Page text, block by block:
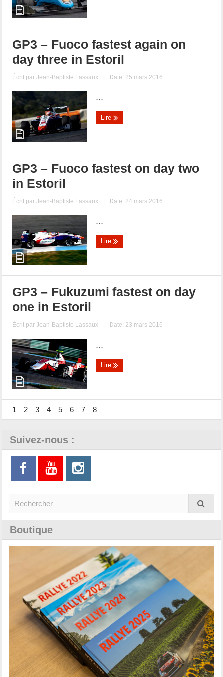
GP3 – Fuoco fastest again on
day three in Estoril
Écrit parJean-Baptiste Lassaux | Date: 25 mars 2016
...
Lire
GP3 – Fuoco fastest on day two
in Estoril
Écrit parJean-Baptiste Lassaux | Date: 24 mars 2016
...
Lire
GP3 – Fukuzumi fastest on day
one in Estoril
Écrit parJean-Baptiste Lassaux | Date: 23 mars 2016
...
Lire
1 2 3 4 5 6 7 8
Suivez-nous :
Boutique